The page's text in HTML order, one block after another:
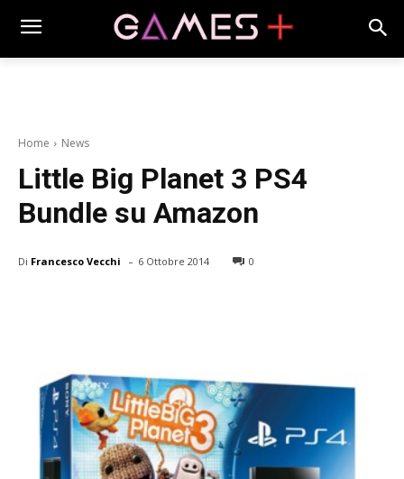
Home News
Little Big Planet 3 PS4
Bundle su Amazon
Di Francesco Vecchi - 6 Ottobre 2014 0